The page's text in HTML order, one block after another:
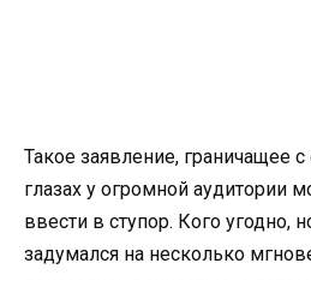
Такое заявление, граничащее
глазах у огромной аудитории
ввести в ступор. Кого угодно,
задумался на несколько